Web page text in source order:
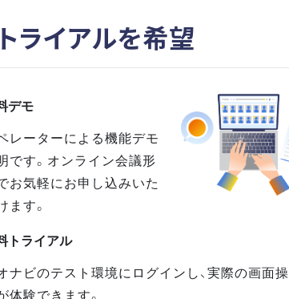
ライアルを希望
デモ
レーターによる機能デモ
です。オンライン会議形
お気軽にお申し込みいた
ます。
トライアル
ナビのテスト環境にログインし、実際の画面操
体験できます。